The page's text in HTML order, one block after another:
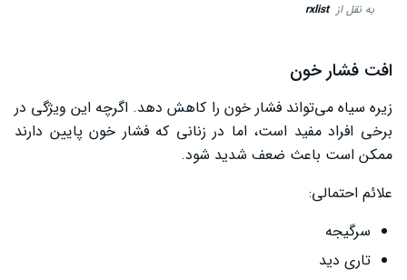
به نقل از rxlist
افت فشار خون
زیره سیاه می‌تواند فشار خون را کاهش دهد. اگرچه این ویژگی در
برخی افراد مفید است، اما در زنانی که فشار خون پایین دارند
ممکن است باعث ضعف شدید شود.
علائم احتمالی:
سرگیجه
تاری دید